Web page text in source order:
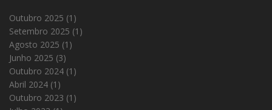
Outubro 2025 (1)
Setembro 2025 (1)
Agosto 2025 (1)
Junho 2025 (3)
Outubro 2024 (1)
Abril 2024 (1)
Outubro 2023 (1)